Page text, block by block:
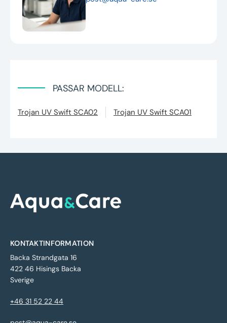
PASSAR MODELL:
Trojan UV Swift SCA02 Trojan UV Swift SCA01
KONTAKTINFORMATION
Backa Strandgata 16
422 46 Hisings Backa
Sverige
+46 31 52 22 44